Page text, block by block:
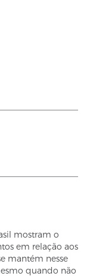
mostram o
em relação aos
mantém nesse
quando não